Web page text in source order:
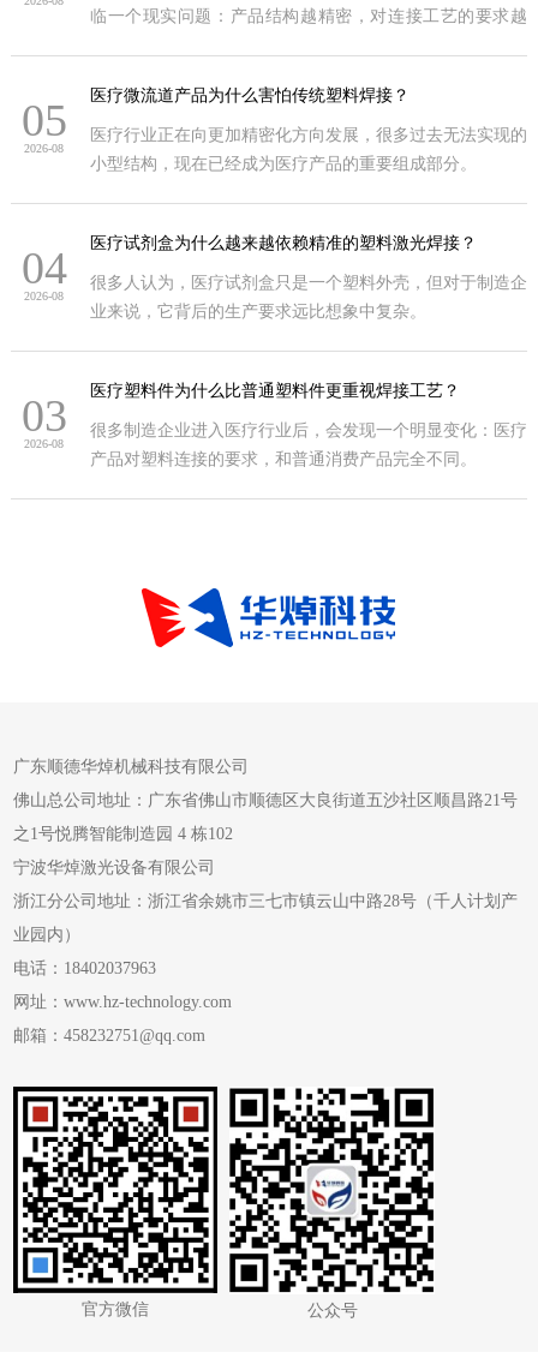
临一个现实问题：产品结构越精密，对连接工艺的要求越
05
2026-08
医疗微流道产品为什么害怕传统塑料焊接？
医疗行业正在向更加精密化方向发展，很多过去无法实现的
小型结构，现在已经成为医疗产品的重要组成部分。
04
2026-08
医疗试剂盒为什么越来越依赖精准的塑料激光焊接？
很多人认为，医疗试剂盒只是一个塑料外壳，但对于制造企
业来说，它背后的生产要求远比想象中复杂。
03
2026-08
医疗塑料件为什么比普通塑料件更重视焊接工艺？
很多制造企业进入医疗行业后，会发现一个明显变化：医疗
产品对塑料连接的要求，和普通消费产品完全不同。
广东顺德华焯机械科技有限公司
佛山总公司地址：广东省佛山市顺德区大良街道五沙社区顺昌路21号
之1号悦腾智能制造园 4 栋102
宁波华焯激光设备有限公司
浙江分公司地址：浙江省余姚市三七市镇云山中路28号（千人计划产
业园内）
电话：18402037963
网址：www.hz-technology.com
邮箱：458232751@qq.com
官方微信 公众号